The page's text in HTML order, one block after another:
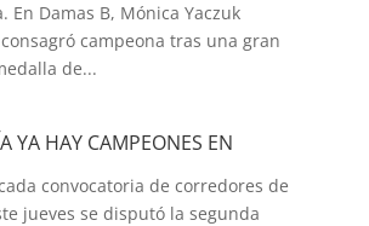
En Damas B, Mónica Yaczuk
campeona tras una gran
de...
YA HAY CAMPEONES EN
convocatoria de corredores de
jueves se disputó la segunda